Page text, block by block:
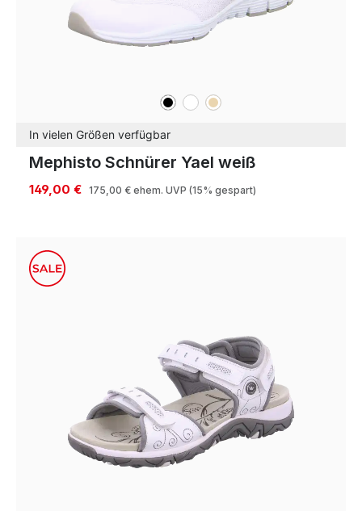
schwarz
weißbeige
In vielen Größen verfügbar
Mephisto Schnürer Yael weiß
149,00 € 175,00 € ehem. UVP (15% gespart)